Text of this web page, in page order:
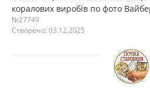
коралових виробів по фото
№27749
Створено: 03.12.2025